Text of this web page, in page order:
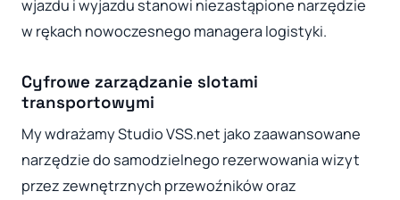
wjazdu i wyjazdu stanowi niezastąpione narzędzie
w rękach nowoczesnego managera logistyki.
Cyfrowe zarządzanie slotami
transportowymi
My wdrażamy Studio VSS.net jako zaawansowane
narzędzie do samodzielnego rezerwowania wizyt
przez zewnętrznych przewoźników oraz